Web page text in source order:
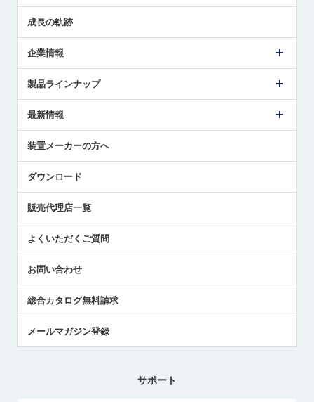
成長の軌跡
企業情報
ごあいさつ
受賞履歴
採用情報
国/地域/言語
製品ラインナップ
ツールセッタ製品
エアマイクロセンサ製品
最新情報
メトロールの技術
社員ブログ
中小企業のBCP地震対策
センサのテクニカルガイド
社長ブログ
装置メーカーの方へ
ダウンロード
販売代理店一覧
よくいただくご質問
お問い合わせ
総合カタログ無料請求
メールマガジン登録
サポート